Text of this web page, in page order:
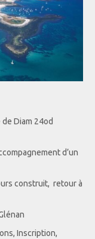
Diam 24od
d’un
construit, retour à
Inscription,